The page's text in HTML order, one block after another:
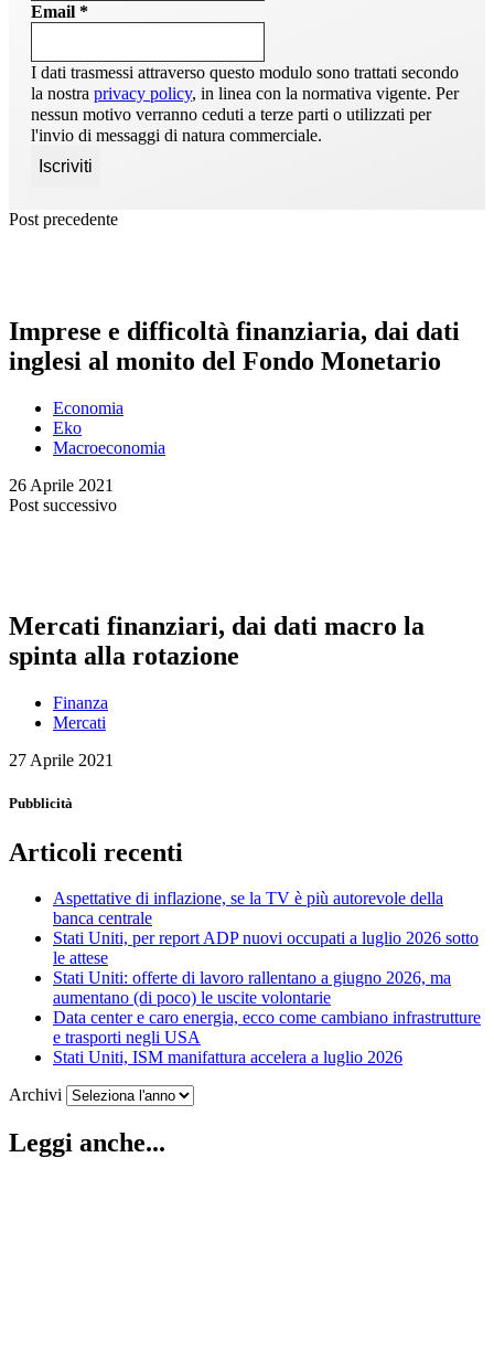
Email *
I dati trasmessi attraverso questo modulo sono trattati secondo
la nostra privacy policy, in linea con la normativa vigente. Per
nessun motivo verranno ceduti a terze parti o utilizzati per
l'invio di messaggi di natura commerciale.
Post precedente
Imprese e difficoltà finanziaria, dai dati
inglesi al monito del Fondo Monetario
Economia
Eko
Macroeconomia
26 Aprile 2021
Post successivo
Mercati finanziari, dai dati macro la
spinta alla rotazione
Finanza
Mercati
27 Aprile 2021
Pubblicità
Articoli recenti
Aspettative di inflazione, se la TV è più autorevole della
banca centrale
Stati Uniti, per report ADP nuovi occupati a luglio 2026 sotto
le attese
Stati Uniti: offerte di lavoro rallentano a giugno 2026, ma
aumentano (di poco) le uscite volontarie
Data center e caro energia, ecco come cambiano infrastrutture
e trasporti negli USA
Stati Uniti, ISM manifattura accelera a luglio 2026
Archivi
Leggi anche...